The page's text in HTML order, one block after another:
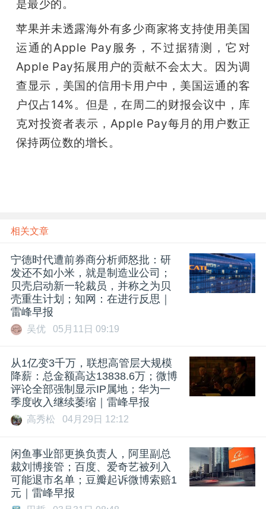
是最少的。
苹果并未透露海外有多少商家将支持使用美国
运通的Apple Pay服务，不过据猜测，它对
Apple Pay拓展用户的贡献不会太大。因为调
查显示，美国的信用卡用户中，美国运通的客
户仅占14%。但是，在周二的财报会议中，库
克对投资者表示，Apple Pay每月的用户数正
保持两位数的增长。
相关文章
宁德时代遭前券商分析师怒批：研
发还不如小米，就是制造业公司；
贝壳启动新一轮裁员，并称之为贝
壳重生计划；知网：在进行反思｜
雷峰早报
吴优 05月11日 09:19
从1亿变3千万，联想高管层大规模
降薪：总金额高达13838.6万；微博
评论全部强制显示IP属地；华为一
季度收入继续萎缩｜雷峰早报
高秀松 04月29日 12:12
闲鱼事业部更换负责人，阿里副总
裁刘博接管；百度、爱奇艺被列入
可能退市名单；豆瓣起诉微博索赔1
元｜雷峰早报